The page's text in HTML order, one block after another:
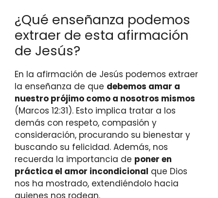
¿Qué enseñanza podemos
extraer de esta afirmación
de Jesús?
En la afirmación de Jesús podemos extraer
la enseñanza de que debemos amar a
nuestro prójimo como a nosotros mismos
(Marcos 12:31). Esto implica tratar a los
demás con respeto, compasión y
consideración, procurando su bienestar y
buscando su felicidad. Además, nos
recuerda la importancia de poner en
práctica el amor incondicional que Dios
nos ha mostrado, extendiéndolo hacia
quienes nos rodean.